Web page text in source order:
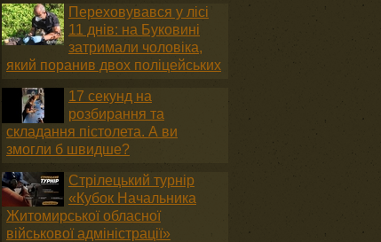
Переховувався у лісі
11 днів: на Буковині
затримали чоловіка,
який поранив двох поліцейських
17 секунд на
розбирання та
складання пістолета. А ви
змогли б швидше?
Стрілецький турнір
«Кубок Начальника
Житомирської обласної
військової адміністрації»